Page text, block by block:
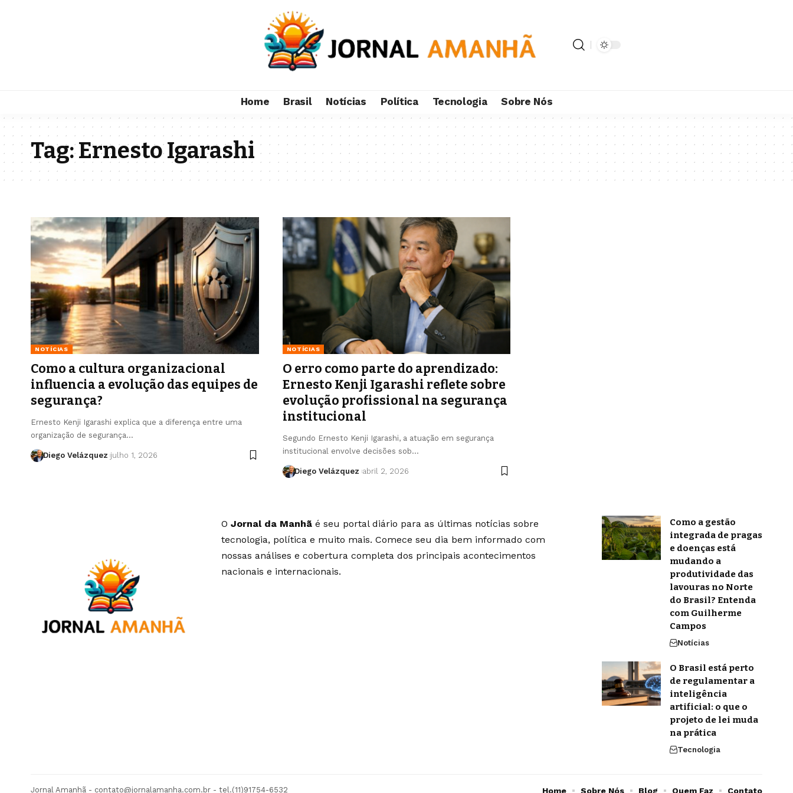
Home Brasil Notícias Política Tecnologia Sobre Nós
Tag:Ernesto Igarashi
NOTÍCIAS
Como a cultura organizacional
influencia a evolução das equipes de
segurança?
Ernesto Kenji Igarashi explica que a diferença entre uma
organização de segurança…
Diego Velázquez julho 1, 2026
NOTÍCIAS
O erro como parte do aprendizado:
Ernesto Kenji Igarashi reflete sobre
evolução profissional na segurança
institucional
Segundo Ernesto Kenji Igarashi, a atuação em segurança
institucional envolve decisões sob…
Diego Velázquez abril 2, 2026
O Jornal da Manhãé seu portal diário para as últimas notícias sobre
tecnologia, política e muito mais. Comece seu dia bem informado com
nossas análises e cobertura completa dos principais acontecimentos
nacionais e internacionais.
Como a gestão
integrada de pragas
e doenças está
mudando a
produtividade das
lavouras no Norte
do Brasil? Entenda
com Guilherme
Campos
Notícias
O Brasil está perto
de regulamentar a
inteligência
artificial: o que o
projeto de lei muda
na prática
Tecnologia
Jornal Amanhã - contato@jornalamanha.com.br - tel.(11)91754-6532 Home Sobre Nós Blog Quem Faz Contato